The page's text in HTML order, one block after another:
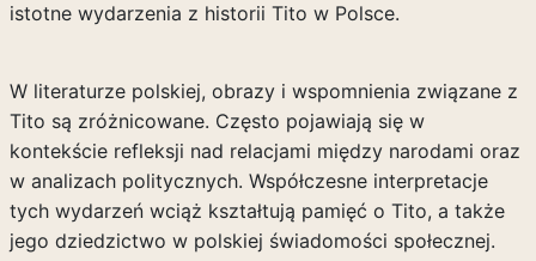
istotne wydarzenia z historii Tito w Polsce.
W literaturze polskiej, obrazy i wspomnienia związane z
Tito są zróżnicowane. Często pojawiają się w
kontekście refleksji nad relacjami między narodami oraz
w analizach politycznych. Współczesne interpretacje
tych wydarzeń wciąż kształtują pamięć o Tito, a także
jego dziedzictwo w polskiej świadomości społecznej.